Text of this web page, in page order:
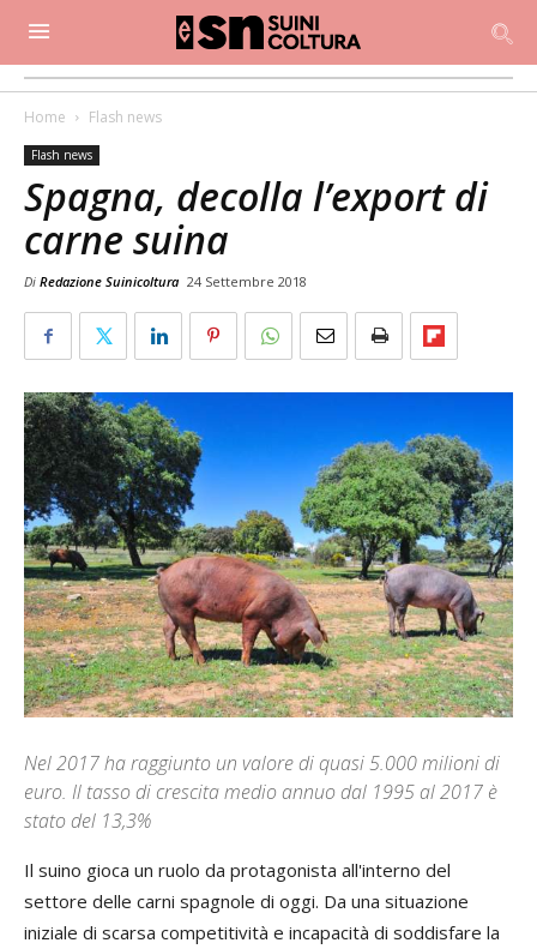
Home Flash news
Flash news
Spagna, decolla l’export di
carne suina
Di Redazione Suinicoltura 24 Settembre 2018
Nel 2017 ha raggiunto un valore di quasi 5.000 milioni di
euro. Il tasso di crescita medio annuo dal 1995 al 2017 è
stato del 13,3%
Il suino gioca un ruolo da protagonista all'interno del
settore delle carni spagnole di oggi. Da una situazione
iniziale di scarsa competitività e incapacità di soddisfare la